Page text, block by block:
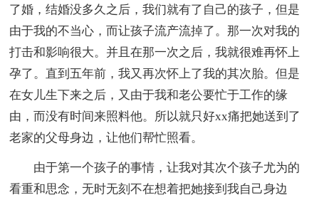
了婚，结婚没多久之后，我们就有了自己的孩子，但是
由于我的不当心，而让孩子流产流掉了。那一次对我的
打击和影响很大。并且在那一次之后，我就很难再怀上
孕了。直到五年前，我又再次怀上了我的其次胎。但是
在女儿生下来之后，又由于我和老公要忙于工作的缘
由，而没有时间来照料他。所以就只好xx痛把她送到了
老家的父母身边，让他们帮忙照看。
由于第一个孩子的事情，让我对其次个孩子尤为的
看重和思念，无时无刻不在想着把她接到我自己身边